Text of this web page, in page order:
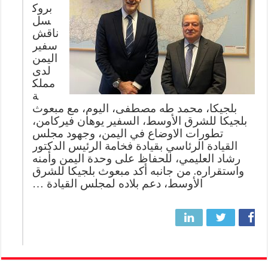
بروك
سل
ناقش
سفير
اليمن
لدى
مملك
ة
بلجيكا، محمد طه مصطفى، اليوم، مع مبعوث
بلجيكا للشرق الأوسط، السفير يوهان فيركامن،
تطورات الاوضاع في اليمن، وجهود مجلس
القيادة الرئاسي بقيادة فخامة الرئيس الدكتور
رشاد العليمي، للحفاظ على وحدة اليمن وأمنه
واستقراره. ‏من جانبه أكد مبعوث بلجيكا للشرق
الأوسط، دعم بلاده لمجلس القيادة …